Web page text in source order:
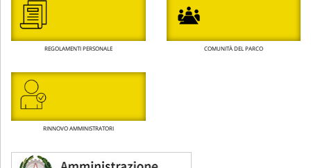
REGOLAMENTI PERSONALE COMUNITÀ DEL PARCO
RINNOVO AMMINISTRATORI